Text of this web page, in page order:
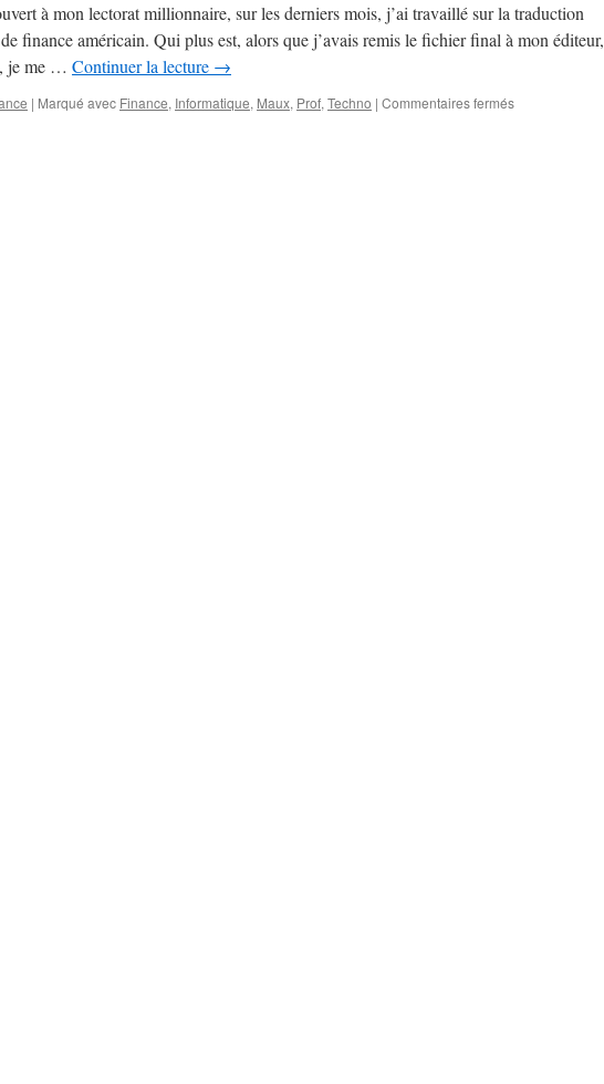
à mon lectorat millionnaire, sur les derniers mois, j’ai travaillé sur la traduction
finance américain. Qui plus est, alors que j’avais remis le fichier final à mon éditeur,
je me … Continuer la lecture →
| Marqué avec Finance, Informatique, Maux, Prof, Techno | Commentaires ferméssur